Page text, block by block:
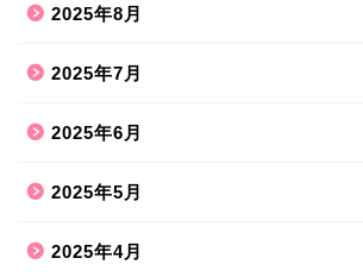
2025年8月
2025年7月
2025年6月
2025年5月
2025年4月